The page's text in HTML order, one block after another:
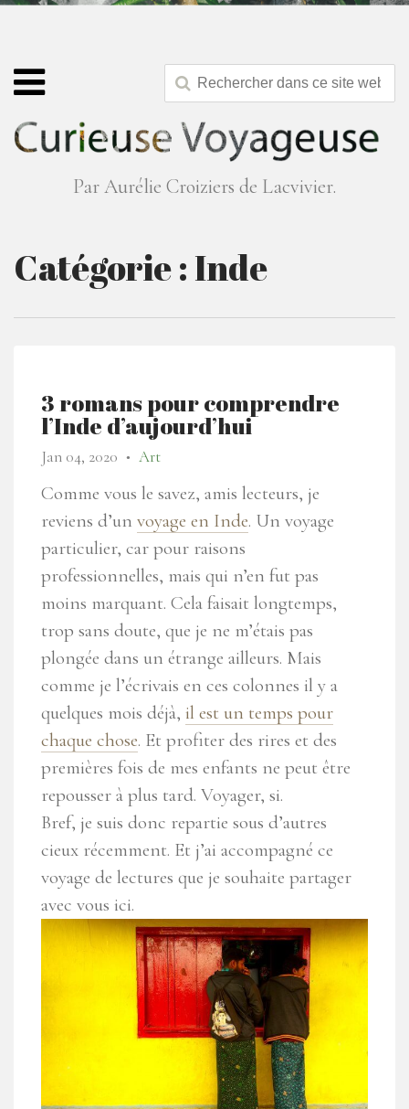
Par Aurélie Croiziers de Lacvivier.
Catégorie :Inde
3 romans pour comprendre
l’Inde d’aujourd’hui
Jan 04, 2020 ● Art
Comme vous le savez, amis lecteurs, je
reviens d’un voyage en Inde. Un voyage
particulier, car pour raisons
professionnelles, mais qui n’en fut pas
moins marquant. Cela faisait longtemps,
trop sans doute, que je ne m’étais pas
plongée dans un étrange ailleurs. Mais
comme je l’écrivais en ces colonnes il y a
quelques mois déjà, il est un temps pour
chaque chose. Et profiter des rires et des
premières fois de mes enfants ne peut être
repousser à plus tard. Voyager, si.
Bref, je suis donc repartie sous d’autres
cieux récemment. Et j’ai accompagné ce
voyage de lectures que je souhaite partager
avec vous ici.